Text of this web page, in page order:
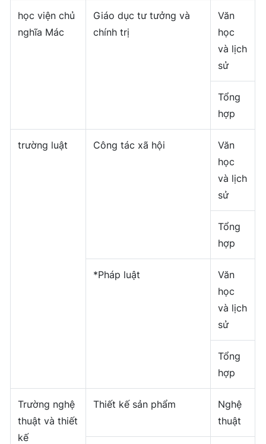
học viện chủ
nghĩa Mác
Giáo dục tư tưởng và
chính trị
Văn
học
và lịch
sử
Tổng
hợp
trường luật Công tác xã hội
Văn
học
và lịch
sử
Tổng
hợp
*Pháp luật
Văn
học
và lịch
sử
Tổng
hợp
Trường nghệ
thuật và thiết
kế
Thiết kế sản phẩm
Nghệ
thuật